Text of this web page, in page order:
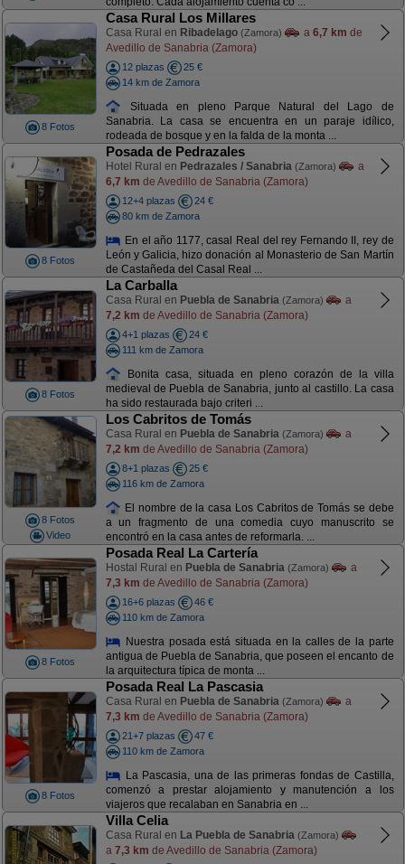
8 Fotos
Casa Rural Los Millares
Casa Rural en Ribadelago (Zamora) a 6,7 km de
Avedillo de Sanabria (Zamora)
12 plazas
25 €
14 km de Zamora
Situada en pleno Parque Natural del Lago de
Sanabria. La casa se encuentra en un paraje idílico,
rodeada de bosque y en la falda de la monta ...
8 Fotos
Posada de Pedrazales
Hotel Rural en Pedrazales / Sanabria (Zamora)
a
6,7 km de Avedillo de Sanabria (Zamora)
12+4 plazas
24 €
80 km de Zamora
En el año 1177, casal Real del rey Fernando II, rey de
León y Galicia, hizo donación al Monasterio de San Martín
de Castañeda del Casal Real ...
8 Fotos
La Carballa
Casa Rural en Puebla de Sanabria (Zamora)
a
7,2 km de Avedillo de Sanabria (Zamora)
4+1 plazas
24 €
111 km de Zamora
Bonita casa, situada en pleno corazón de la villa
medieval de Puebla de Sanabria, junto al castillo. La casa
ha sido restaurada bajo criteri ...
8 Fotos
Video
Los Cabritos de Tomás
Casa Rural en Puebla de Sanabria (Zamora)
a
7,2 km de Avedillo de Sanabria (Zamora)
8+1 plazas
25 €
116 km de Zamora
El nombre de la casa Los Cabritos de Tomás se debe
a un fragmento de una comedia cuyo manuscrito se
encontró en la casa antes de reformarla. ...
8 Fotos
Posada Real La Cartería
Hostal Rural en Puebla de Sanabria (Zamora)
a
7,3 km de Avedillo de Sanabria (Zamora)
16+6 plazas
46 €
110 km de Zamora
Nuestra posada está situada en la calles de la parte
antigua de Puebla de Sanabria, que poseen el encanto de
la arquitectura típica de monta ...
8 Fotos
Posada Real La Pascasia
Casa Rural en Puebla de Sanabria (Zamora)
a
7,3 km de Avedillo de Sanabria (Zamora)
21+7 plazas
47 €
110 km de Zamora
La Pascasia, una de las primeras fondas de Castilla,
comenzó a prestar alojamiento y manutención a los
viajeros que recalaban en Sanabria en ...
Villa Celia
Casa Rural en La Puebla de Sanabria (Zamora)
a 7,3 km de Avedillo de Sanabria (Zamora)